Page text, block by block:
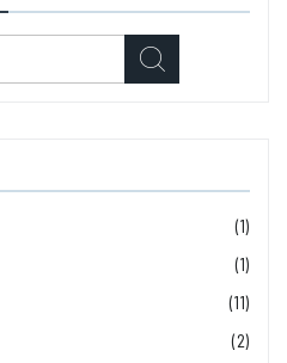
(1)
(1)
(11)
(2)